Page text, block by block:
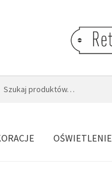
OŚWIETLENIE